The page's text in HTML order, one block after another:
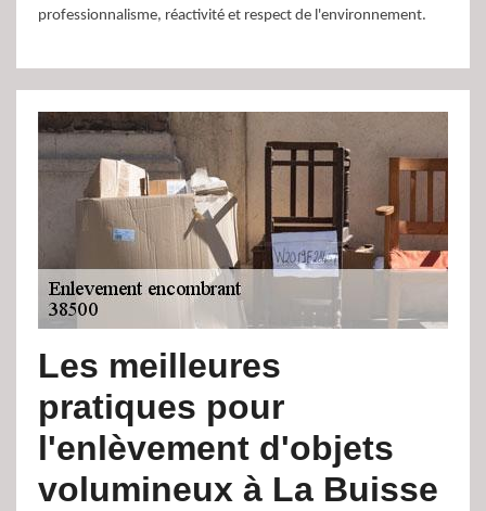
professionnalisme, réactivité et respect de l'environnement.
Les meilleures
pratiques pour
l'enlèvement d'objets
volumineux à La Buisse